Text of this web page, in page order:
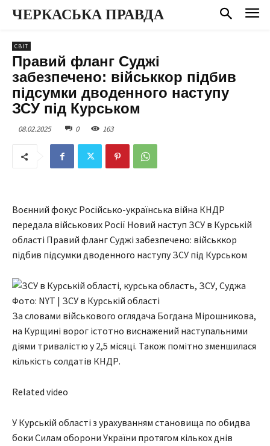
ЧЕРКАСЬКА ПРАВДА
СВІТ
Правий фланг Суджі
забезпечено: військкор підбив
підсумки дводенного наступу
ЗСУ під Курськом
08.02.2025 0 163
Воєнний фокус Російсько-українська війна КНДР
передала військових Росії Новий наступ ЗСУ в Курській
області Правий фланг Суджі забезпечено: військкор
підбив підсумки дводенного наступу ЗСУ під Курськом
Фото: NYT | ЗСУ в Курській області
За словами військового оглядача Богдана Мірошникова,
на Курщині ворог істотно виснажений наступальними
діями тривалістю у 2,5 місяці. Також помітно зменшилася
кількість солдатів КНДР.
Related video
У Курській області з урахуванням становища по обидва
боки Силам оборони України протягом кількох днів